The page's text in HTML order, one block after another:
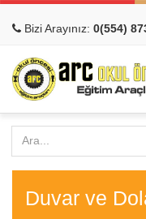
Bizi Arayınız: 0(554)
Duvar ve